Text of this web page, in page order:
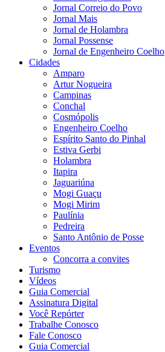
Jornal Correio do Povo
Jornal Mais
Jornal de Holambra
Jornal Possense
Jornal de Engenheiro Coelho
Cidades
Amparo
Artur Nogueira
Campinas
Conchal
Cosmópolis
Engenheiro Coelho
Espírito Santo do Pinhal
Estiva Gerbi
Holambra
Itapira
Jaguariúna
Mogi Guaçu
Mogi Mirim
Paulínia
Pedreira
Santo Antônio de Posse
Eventos
Concorra a convites
Turismo
Vídeos
Guia Comercial
Assinatura Digital
Você Repórter
Trabalhe Conosco
Fale Conosco
Guia Comercial